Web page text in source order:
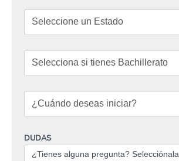
DUDAS
¿Tienes alguna pregunta? Selecciónala